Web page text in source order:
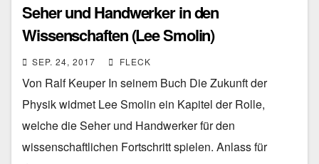
Seher und Handwerker in den
Wissenschaften (Lee Smolin)
SEP. 24, 2017 FLECK
Von Ralf Keuper In seinem Buch Die Zukunft der
Physik widmet Lee Smolin ein Kapitel der Rolle,
welche die Seher und Handwerker für den
wissenschaftlichen Fortschritt spielen. Anlass für